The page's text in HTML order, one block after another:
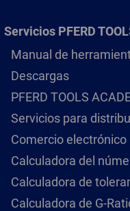
Servicios PFERD
Manual de
Descargas
PFERD TOOLS
Servicios para
Comercio electrónico
Calculadora del
Calculadora de
Calculadora de G-